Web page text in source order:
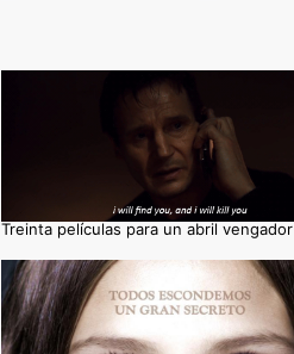
Treinta películas para un abril vengador